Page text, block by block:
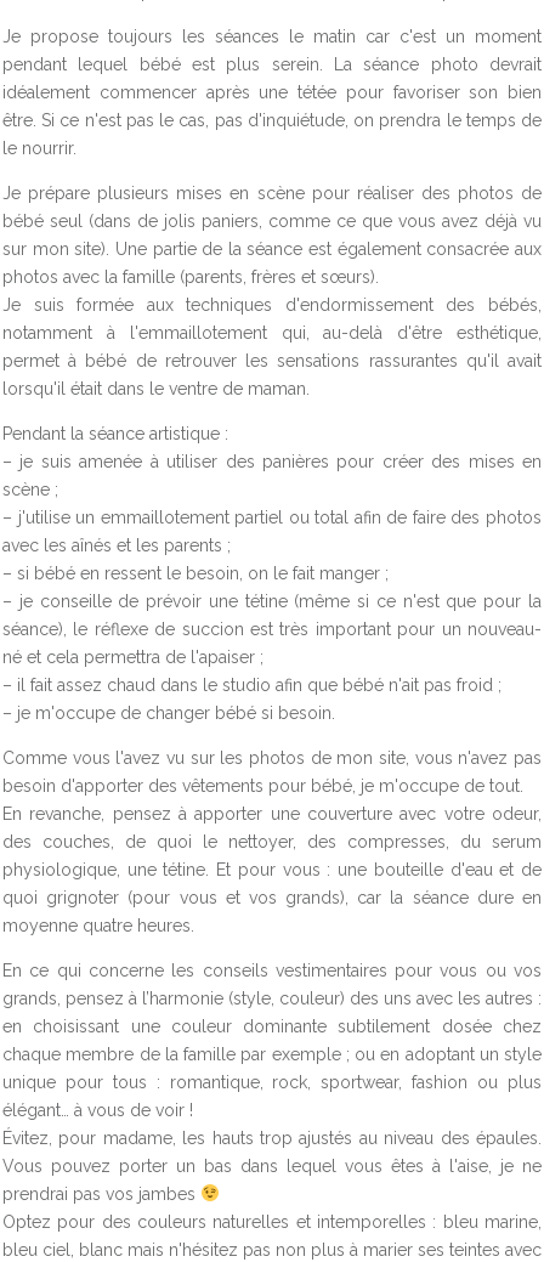
Je propose toujours les séances le matin car c'est un moment
pendant lequel bébé est plus serein. La séance photo devrait
idéalement commencer après une tétée pour favoriser son bien
être. Si ce n'est pas le cas, pas d'inquiétude, on prendra le temps de
le nourrir.
Je prépare plusieurs mises en scène pour réaliser des photos de
bébé seul (dans de jolis paniers, comme ce que vous avez déjà vu
sur mon site). Une partie de la séance est également consacrée aux
photos avec la famille (parents, frères et sœurs).
Je suis formée aux techniques d'endormissement des bébés,
notamment à l'emmaillotement qui, au-delà d'être esthétique,
permet à bébé de retrouver les sensations rassurantes qu'il avait
lorsqu'il était dans le ventre de maman.
Pendant la séance artistique :
– je suis amenée à utiliser des panières pour créer des mises en
scène ;
– j'utilise un emmaillotement partiel ou total afin de faire des photos
avec les aînés et les parents ;
– si bébé en ressent le besoin, on le fait manger ;
– je conseille de prévoir une tétine (même si ce n'est que pour la
séance), le réflexe de succion est très important pour un nouveau-
né et cela permettra de l'apaiser ;
– il fait assez chaud dans le studio afin que bébé n'ait pas froid ;
– je m'occupe de changer bébé si besoin.
Comme vous l'avez vu sur les photos de mon site, vous n'avez pas
besoin d'apporter des vêtements pour bébé, je m'occupe de tout.
En revanche, pensez à apporter une couverture avec votre odeur,
des couches, de quoi le nettoyer, des compresses, du serum
physiologique, une tétine. Et pour vous : une bouteille d'eau et de
quoi grignoter (pour vous et vos grands), car la séance dure en
moyenne quatre heures.
En ce qui concerne les conseils vestimentaires pour vous ou vos
grands, pensez à l’harmonie (style, couleur) des uns avec les autres :
en choisissant une couleur dominante subtilement dosée chez
chaque membre de la famille par exemple ; ou en adoptant un style
unique pour tous : romantique, rock, sportwear, fashion ou plus
élégant… à vous de voir !
Évitez, pour madame, les hauts trop ajustés au niveau des épaules.
Vous pouvez porter un bas dans lequel vous êtes à l'aise, je ne
prendrai pas vos jambes
Optez pour des couleurs naturelles et intemporelles : bleu marine,
bleu ciel, blanc mais n'hésitez pas non plus à marier ses teintes avec